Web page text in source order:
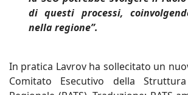
di questi processi,
nella regione”.
In pratica Lavrov ha sollecitato un
Comitato Esecutivo della